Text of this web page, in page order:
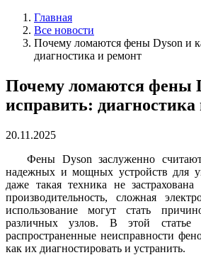
Главная
Все новости
Почему ломаются фены Dyson и
диагностика и ремонт
Почему ломаются фены
исправить:
20.11.2025
Фены Dyson заслуженно
надежных и мощных устройств для
даже такая техника не
производительность, сложная
использование могут стать
различных узлов. В этой
распространенные неисправности
как их диагностировать и устранить.